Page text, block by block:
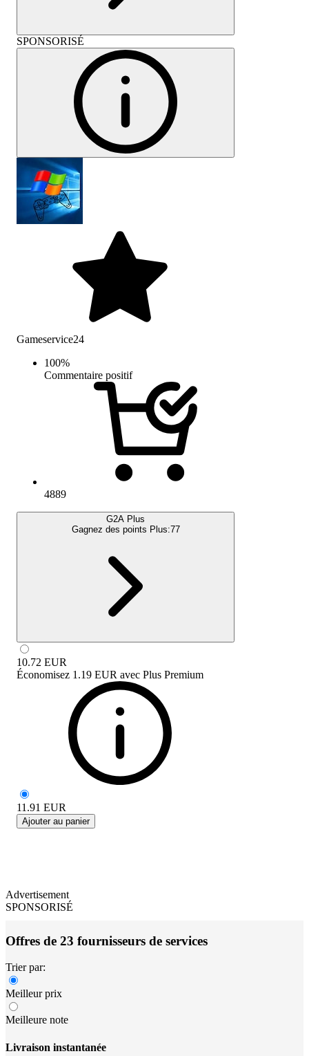
SPONSORISÉ
Gameservice24
100%
Commentaire positif
4889
G2A Plus
Gagnez des points Plus:77
10.72 EUR
Économisez 1.19 EUR avec Plus Premium
11.91 EUR
Ajouter au panier
Advertisement
SPONSORISÉ
Offres de 23 fournisseurs de services
Trier par:
Meilleur prix
Meilleure note
Livraison instantanée